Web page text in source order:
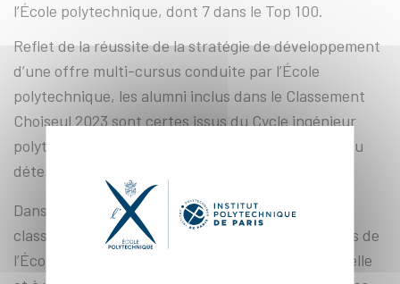
l’École polytechnique, dont 7 dans le Top 100.
Reflet de la réussite de la stratégie de développement
d’une offre multi-cursus conduite par l’École
polytechnique, les alumni inclus dans le Classement
Choiseul 2023 sont certes issus du Cycle ingénieur
polytechnicien mais aussi du programme MSc&T ou
détenteurs d’un doctorat de l’X.
Dans les 100 premiers profils mis en avant par le
classement Choiseul, 7 anciens élèves et étudiants de
l’École sont identifiés pour leur contribution actuelle